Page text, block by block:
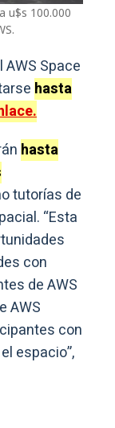
u$s 100.000
Space
hasta
hasta
tutorías de
“Esta
con
de AWS
AWS
con
espacio”,